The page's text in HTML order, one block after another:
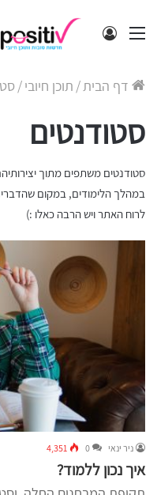
תפריט התחבר
דף הבית/ תוכן חיובי/
סטודנטים
סטודנטים משתפים מתוך
במהלך הלימודים, במקום
לרוח האתר ויש הרבה כאלו :)
ניר ינאי 0
4,351
איך נכון ללמוד?